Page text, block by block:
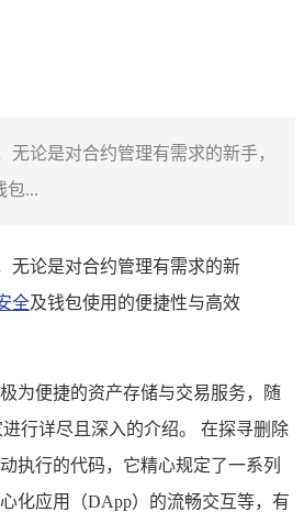
论是对合约管理有需求的新手，
包...
无论是对合约管理有需求的新
全及钱包使用的便捷性与高效
为便捷的资产存储与交易服务，随
行详尽且深入的介绍。 在探寻删除
执行的代码，它精心规定了一系列
化应用（DApp）的流畅交互等，有